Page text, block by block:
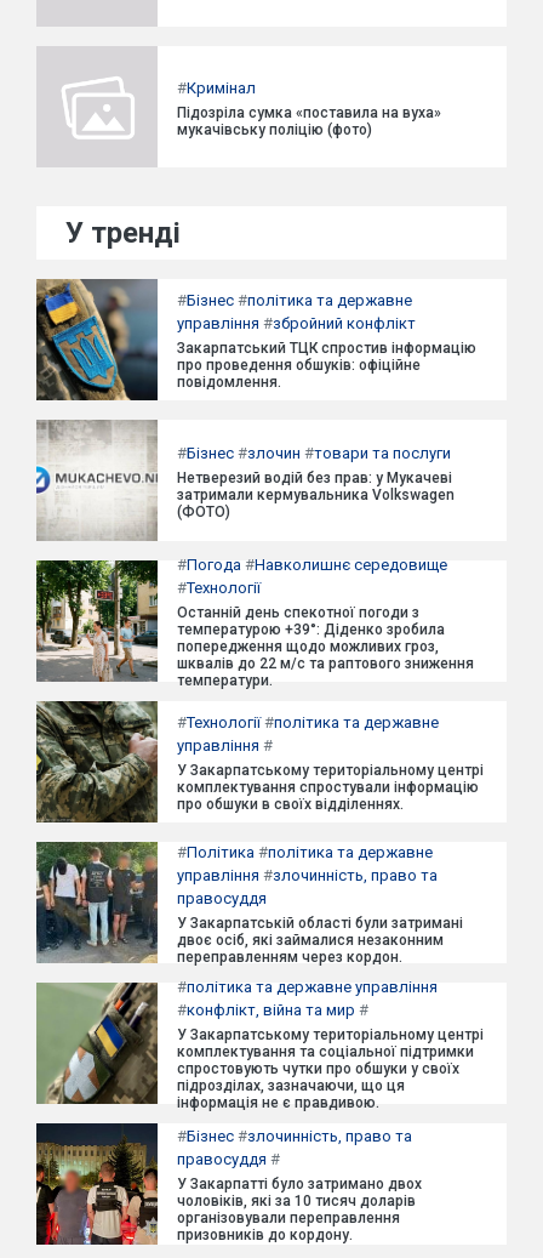
#Кримінал
Підозріла сумка «поставила на вуха»
мукачівську поліцію (фото)
У тренді
#Бізнес #політика та державне
управління #збройний конфлікт
Закарпатський ТЦК спростив інформацію
про проведення обшуків: офіційне
повідомлення.
#Бізнес #злочин #товари та послуги
Нетверезий водій без прав: у Мукачеві
затримали кермувальника Volkswagen
(ФОТО)
#Погода #Навколишнє середовище
#Технології
Останній день спекотної погоди з
температурою +39°: Діденко зробила
попередження щодо можливих гроз,
шквалів до 22 м/с та раптового зниження
температури.
#Технології#політика та державне
управління #
У Закарпатському територіальному центрі
комплектування спростували інформацію
про обшуки в своїх відділеннях.
#Політика #політика та державне
управління #злочинність, право та
правосуддя
У Закарпатській області були затримані
двоє осіб, які займалися незаконним
переправленням через кордон.
#політика та державне управління
#конфлікт, війна та мир #
У Закарпатському територіальному центрі
комплектування та соціальної підтримки
спростовують чутки про обшуки у своїх
підрозділах, зазначаючи, що ця
інформація не є правдивою.
#Бізнес #злочинність, право та
правосуддя #
У Закарпатті було затримано двох
чоловіків, які за 10 тисяч доларів
організовували переправлення
призовників до кордону.